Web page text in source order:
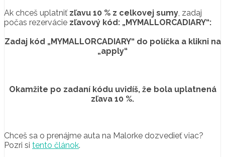
Ak chceš uplatniť zľavu 10 % z celkovej sumy , zadaj
počas rezervácie zľavový kód: „MYMALLORCADIARY“:
Zadaj kód „MYMALLORCADIARY“ do políčka a klikni na
„apply“
Okamžite po zadaní kódu uvidíš, že bola uplatnená
zľava 10 %.
Chceš sa o prenájme auta na Malorke dozvedieť viac?
Pozri si tento článok.